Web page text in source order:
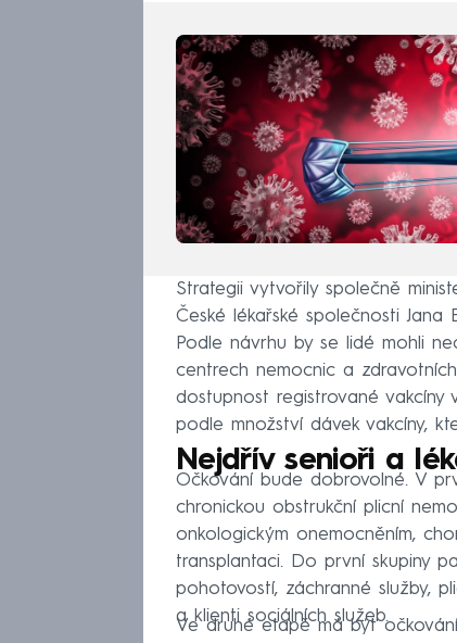
Strategii vytvořily společně
České lékařské společnosti Jana
Podle návrhu by se lidé mohli
centrech nemocnic a
dostupnost registrované
podle množství dávek vakcíny,
Nejdřív senioři a
Očkování bude dobrovolné. V
chronickou obstrukční plicní
onkologickým onemocněním,
transplantaci. Do první skupiny
pohotovostí, záchranné služby,
a klienti sociálních služeb.
Ve druhé etapě má být